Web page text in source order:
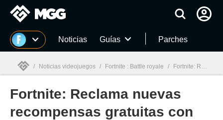
MGG Noticias Guías Parches
MGG
/ Noticias videojuegos / Fortnite : Battle royale / Fortnite: Reclama nuevas recompensas gratuitas con un evento de sentido arácnido
Fortnite: Reclama nuevas
recompensas gratuitas con